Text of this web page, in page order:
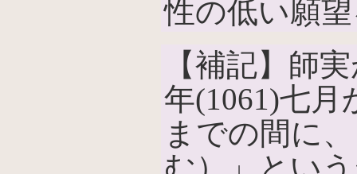
性の低い願
【補記】師
年(1061)七月
までの間に